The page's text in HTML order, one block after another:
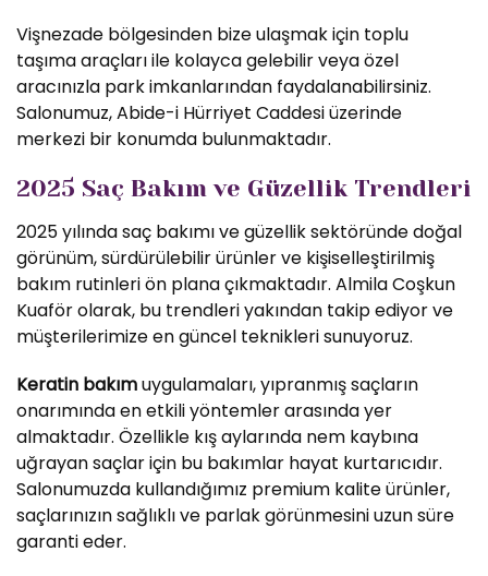
Vişnezade bölgesinden bize ulaşmak için toplu
taşıma araçları ile kolayca gelebilir veya özel
aracınızla park imkanlarından faydalanabilirsiniz.
Salonumuz, Abide-i Hürriyet Caddesi üzerinde
merkezi bir konumda bulunmaktadır.
2025 Saç Bakım ve Güzellik Trendleri
2025 yılında saç bakımı ve güzellik sektöründe doğal
görünüm, sürdürülebilir ürünler ve kişiselleştirilmiş
bakım rutinleri ön plana çıkmaktadır. Almila Coşkun
Kuaför olarak, bu trendleri yakından takip ediyor ve
müşterilerimize en güncel teknikleri sunuyoruz.
Keratin bakımuygulamaları, yıpranmış saçların
onarımında en etkili yöntemler arasında yer
almaktadır. Özellikle kış aylarında nem kaybına
uğrayan saçlar için bu bakımlar hayat kurtarıcıdır.
Salonumuzda kullandığımız premium kalite ürünler,
saçlarınızın sağlıklı ve parlak görünmesini uzun süre
garanti eder.